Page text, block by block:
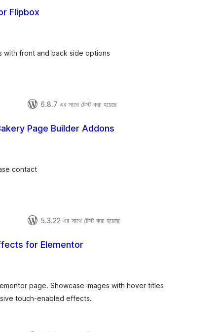
Flipbox
front and back side options
6.8.7 এর সাথে টেস্ট করা হয়েছে
Page Builder Addons
contact
5.3.22 এর সাথে টেস্ট করা হয়েছে
for Elementor
page. Showcase images with hover titles
touch-enabled effects.